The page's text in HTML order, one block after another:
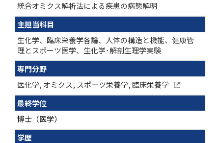
統合オミクス解析法による疾患の病態解明
主担当科目
生化学、臨床栄養学各論、人体の構造と機能、健康管
理とスポーツ医学、生化学･解剖生理学実験
専門分野
医化学, オミクス, スポーツ栄養学, 臨床栄養学
最終学位
博士（医学）
学歴